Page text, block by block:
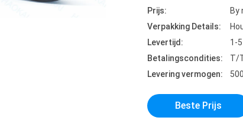
Prijs:
By
Verpakking Details:
Levertijd:
1-
Betalingscondities:
T/
Levering vermogen:
Beste Prijs